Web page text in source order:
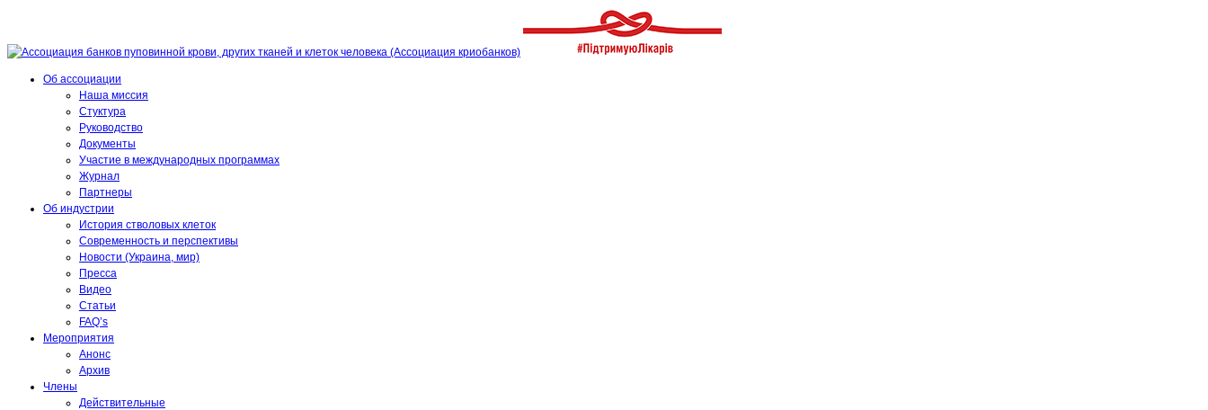
Об ассоциации
Наша миссия
Стуктура
Руководство
Документы
Участие в международных программах
Журнал
Партнеры
Об индустрии
История стволовых клеток
Современность и перспективы
Новости (Украина, мир)
Пресса
Видео
Статьи
FAQ’s
Мероприятия
Анонс
Архив
Члены
Действительные